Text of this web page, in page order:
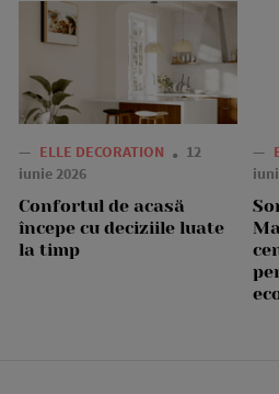
— ELLE DECORATION
12
iunie 2026
Confortul de acasă
începe cu deciziile luate
la timp
—